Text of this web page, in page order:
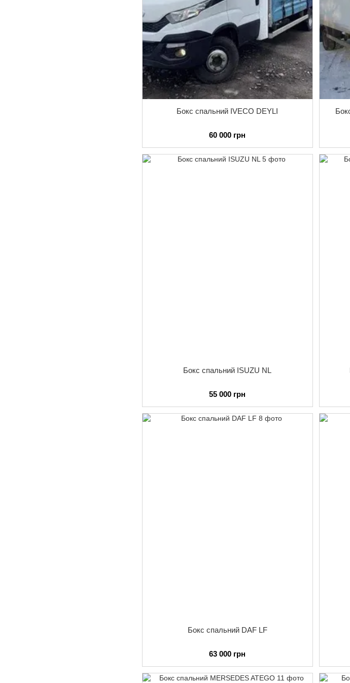
Бокс спальний IVECO DEYLI
60 000 грн
Бокс спальний ISUZU NL
55 000 грн
Бокс спальний DAF LF
63 000 грн